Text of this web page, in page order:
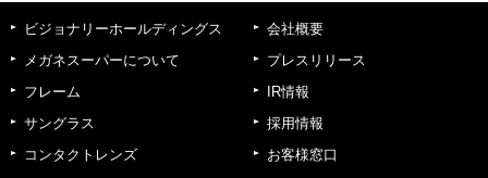
ビジョナリーホールディングス
メガネスーパーについて
フレーム
サングラス
コンタクトレンズ
会社概要
プレスリリース
IR情報
採用情報
お客様窓口